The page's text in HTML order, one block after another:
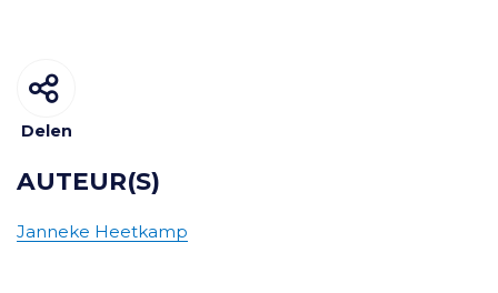
Delen
AUTEUR(S)
Janneke Heetkamp